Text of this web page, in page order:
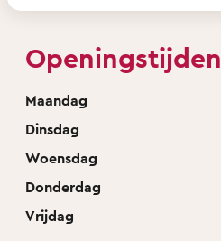
Openingstijden
Maandag
Dinsdag
Woensdag
Donderdag
Vrijdag